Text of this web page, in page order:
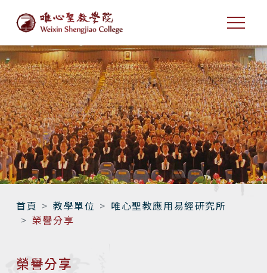
首頁 教學單位
唯心聖教應用易經研究所
榮譽分享
榮譽分享